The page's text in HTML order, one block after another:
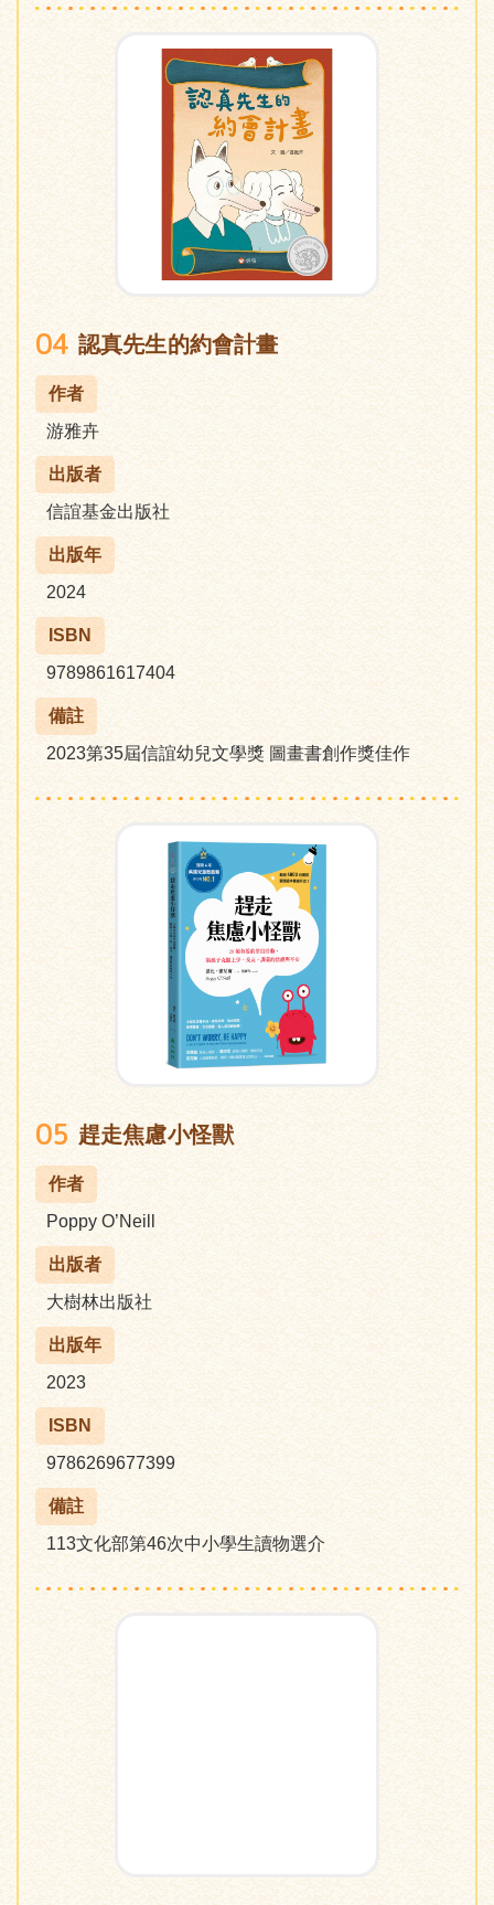
04 認真先生的約會計畫
作者
游雅卉
出版者
信誼基金出版社
出版年
2024
ISBN
9789861617404
備註
2023第35屆信誼幼兒文學獎 圖畫書創作獎佳作
05 趕走焦慮小怪獸
作者
Poppy O’Neill
出版者
大樹林出版社
出版年
2023
ISBN
9786269677399
備註
113文化部第46次中小學生讀物選介